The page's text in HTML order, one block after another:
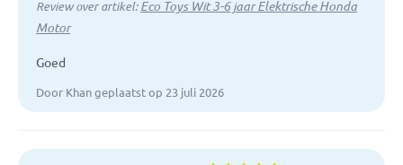
Review over artikel:Eco Toys Wit 3-6 jaar Elektrische Honda
Motor
Goed
Door Khan geplaatst op 23 juli 2026